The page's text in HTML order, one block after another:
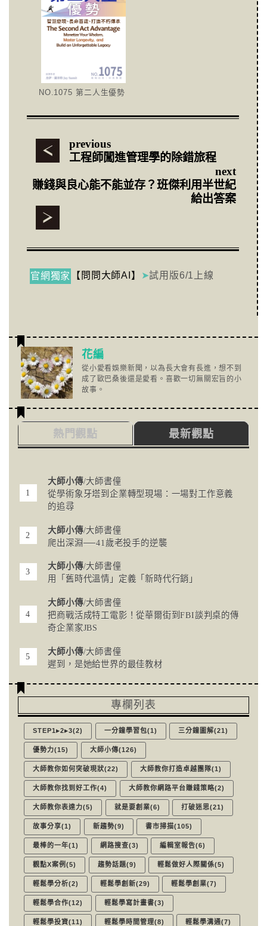
NO.1075 第二人生優勢
previous
工程師闖進管理學的除錯旅程
next
賺錢與良心能不能並存？班傑利用半世紀
給出答案
官網獨家 【問問大師AI】 ➤試用版6/1上線
花編
從小愛看娛樂新聞，以為長大會有長進，想不到
成了歐巴桑後還是愛看。喜歡一切無關宏旨的小
故事。
最新觀點
熱門觀點
大師小傳/大師書僮
從學術象牙塔到企業轉型現場：一場對工作意義
的追尋
大師小傳/大師書僮
爬出深淵──41歲老投手的逆襲
大師小傳/大師書僮
用「舊時代溫情」定義「新時代行銷」
大師小傳/大師書僮
把商戰活成特工電影！從華爾街到FBI談判桌的傳
奇企業家JBS
大師小傳/大師書僮
遲到，是她給世界的最佳教材
專欄列表
STEP1▸2▸3(2) 一分鐘學習包(1) 三分鐘圖解(21)
優勢力(15) 大師小傳(126)
大師教你如何突破現狀(22) 大師教你打造卓越團隊(1)
大師教你找到好工作(4) 大師教你網路平台賺錢策略(2)
大師教你表達力(5) 就是要創業(6) 打破迷思(21)
故事分享(1) 新趨勢(9) 書市掃描(105)
最棒的一年(1) 網路搜查(3) 編輯室報告(6)
觀點X案例(5) 趨勢話題(9) 輕鬆做好人際關係(5)
輕鬆學分析(2) 輕鬆學創新(29) 輕鬆學創業(7)
輕鬆學合作(12) 輕鬆學寫計畫書(3)
輕鬆學投資(11) 輕鬆學時間管理(8) 輕鬆學溝通(7)